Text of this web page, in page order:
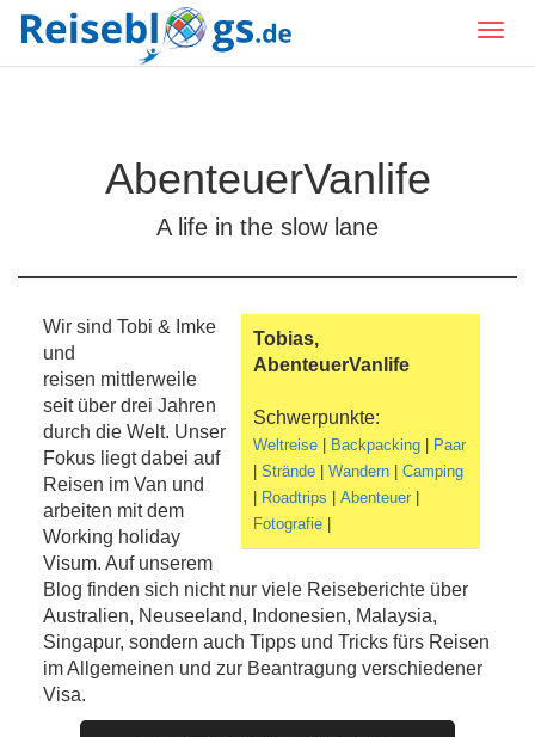
AbenteuerVanlife
A life in the slow lane
Tobias,
AbenteuerVanlife
Schwerpunkte:
Weltreise Backpacking
Paar
|Strände |Wandern |Camping
Roadtrips |Abenteuer
Fotografie
Wir sind Tobi & Imke
und
reisen mittlerweile
seit über drei Jahren
durch die Welt. Unser
Fokus liegt dabei auf
Reisen im Van und
arbeiten mit dem
Working holiday
Visum. Auf unserem
Blog finden sich nicht nur viele Reiseberichte über
Australien, Neuseeland, Indonesien, Malaysia,
Singapur, sondern auch Tipps und Tricks fürs Reisen
im Allgemeinen und zur Beantragung verschiedener
Visa.